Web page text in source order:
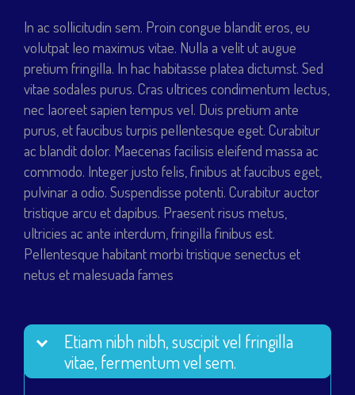
In ac sollicitudin sem. Proin congue blandit eros, eu
volutpat leo maximus vitae. Nulla a velit ut augue
pretium fringilla. In hac habitasse platea dictumst. Sed
vitae sodales purus. Cras ultrices condimentum lectus,
nec laoreet sapien tempus vel. Duis pretium ante
purus, et faucibus turpis pellentesque eget. Curabitur
ac blandit dolor. Maecenas facilisis eleifend massa ac
commodo. Integer justo felis, finibus at faucibus eget,
pulvinar a odio. Suspendisse potenti. Curabitur auctor
tristique arcu et dapibus. Praesent risus metus,
ultricies ac ante interdum, fringilla finibus est.
Pellentesque habitant morbi tristique senectus et
netus et malesuada fames
Etiam nibh nibh, suscipit vel fringilla
vitae, fermentum vel sem.